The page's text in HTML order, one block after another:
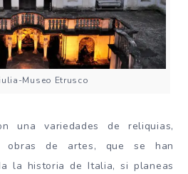
Museo Etrusco
una variedades de reliquias,
obras de artes, que se han
la historia de Italia, si planeas